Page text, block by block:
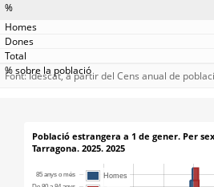
%
Font: Idescat, a partir del Cens anual de